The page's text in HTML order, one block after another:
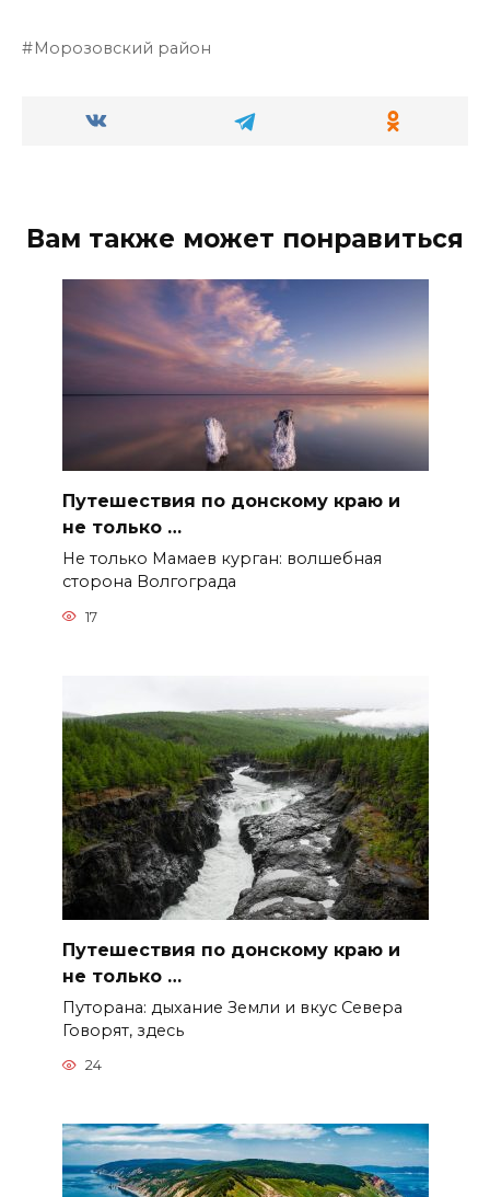
Морозовский район
Вам также может понравиться
Путешествия по донскому краю и
не только …
Не только Мамаев курган: волшебная
сторона Волгограда
17
Путешествия по донскому краю и
не только …
Путорана: дыхание Земли и вкус Севера
Говорят, здесь
24